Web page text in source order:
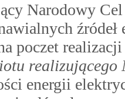
Narodowy
poczet
realizującego
energii